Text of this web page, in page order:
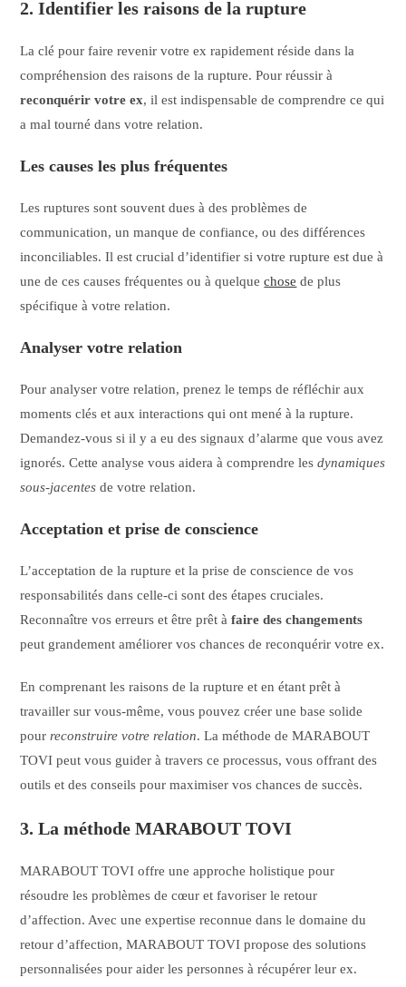
2. Identifier les raisons de la rupture
La clé pour faire revenir votre ex rapidement réside dans la
compréhension des raisons de la rupture. Pour réussir à
reconquérir votre ex, il est indispensable de comprendre ce qui
a mal tourné dans votre relation.
Les causes les plus fréquentes
Les ruptures sont souvent dues à des problèmes de
communication, un manque de confiance, ou des différences
inconciliables. Il est crucial d’identifier si votre rupture est due à
une de ces causes fréquentes ou à quelquechose de plus
spécifique à votre relation.
Analyser votre relation
Pour analyser votre relation, prenez le temps de réfléchir aux
moments clés et aux interactions qui ont mené à la rupture.
Demandez-vous si il y a eu des signaux d’alarme que vous avez
ignorés. Cette analyse vous aidera à comprendre lesdynamiques
sous-jacentes de votre relation.
Acceptation et prise de conscience
L’acceptation de la rupture et la prise de conscience de vos
responsabilités dans celle-ci sont des étapes cruciales.
Reconnaître vos erreurs et être prêt àfaire des changements
peut grandement améliorer vos chances de reconquérir votre ex.
En comprenant les raisons de la rupture et en étant prêt à
travailler sur vous-même, vous pouvez créer une base solide
pourreconstruire votre relation. La méthode de MARABOUT
TOVI peut vous guider à travers ce processus, vous offrant des
outils et des conseils pour maximiser vos chances de succès.
3. La méthode MARABOUT TOVI
MARABOUT TOVI offre une approche holistique pour
résoudre les problèmes de cœur et favoriser le retour
d’affection. Avec une expertise reconnue dans le domaine du
retour d’affection, MARABOUT TOVI propose des solutions
personnalisées pour aider les personnes à récupérer leur ex.